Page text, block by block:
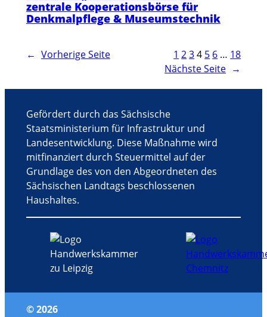
zentrale Kooperationsbörse für
Denkmalpflege & Museumstechnik
← Vorherige Seite 1 234 5 6 … 18
Nächste Seite →
Gefördert durch das Sächsische
Staatsministerium für Infrastruktur und
Landesentwicklung. Diese Maßnahme wird
mitfinanziert durch Steuermittel auf der
Grundlage des von den Abgeordneten des
Sächsischen Landtags beschlossenen
Haushaltes.
© 2026